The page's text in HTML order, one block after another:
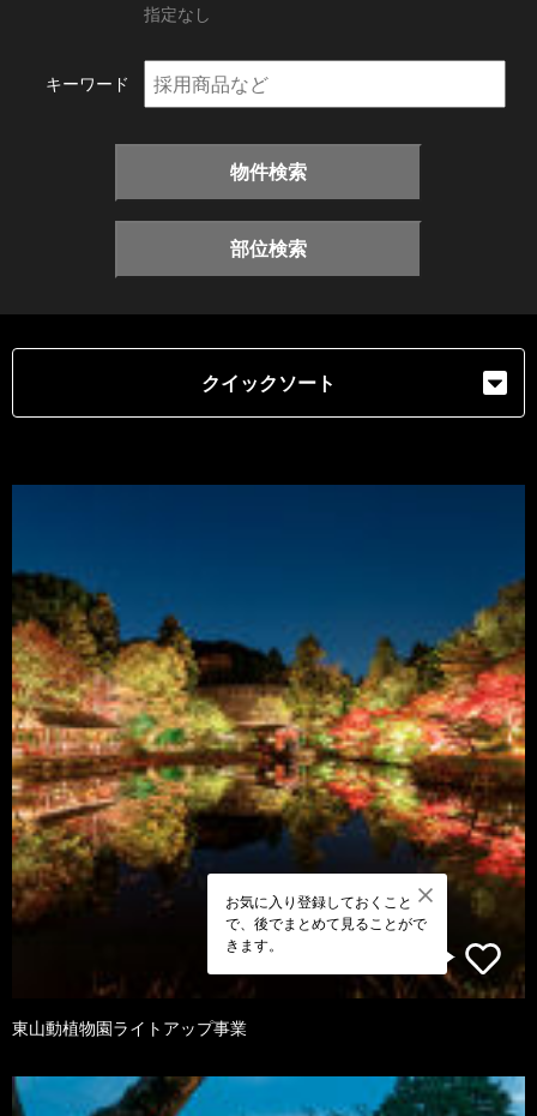
指定なし
キーワード
物件検索
部位検索
クイックソート
お気に入り登録しておくこと
で、後でまとめて見ることがで
きます。
東山動植物園ライトアップ事業